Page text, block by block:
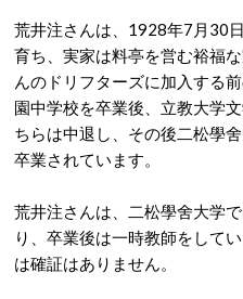
荒井注さんは、1928年7月30
育ち、実家は料亭を営む裕福
んのドリフターズに加入する
園中学校を卒業後、立教大学
ちらは中退し、その後二松學
卒業されています。
荒井注さんは、二松學舍大学
り、卒業後は一時教師をして
は確証はありません。